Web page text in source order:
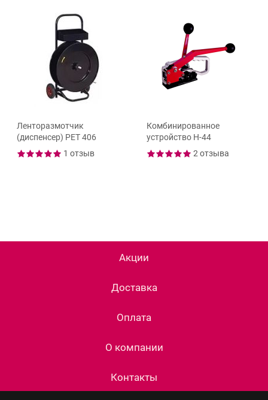
Ленторазмотчик
(диспенсер) PET 406
1 отзыв
Комбинированное
устройство Н-44
2 отзыва
Акции
Доставка
Оплата
О компании
Контакты